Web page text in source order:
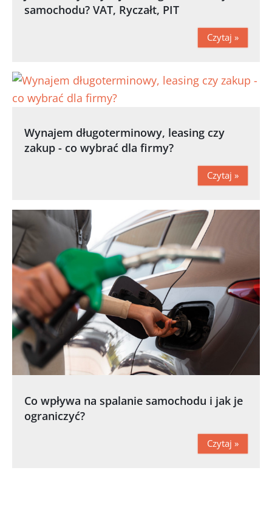
samochodu? VAT, Ryczałt, PIT
Czytaj »
Wynajem długoterminowy, leasing czy
zakup - co wybrać dla firmy?
Czytaj »
Co wpływa na spalanie samochodu i jak je
ograniczyć?
Czytaj »